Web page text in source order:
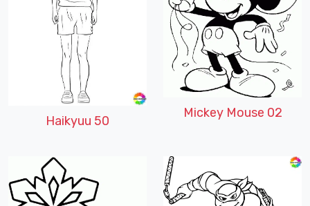
Haikyuu 50
Mickey Mouse 02